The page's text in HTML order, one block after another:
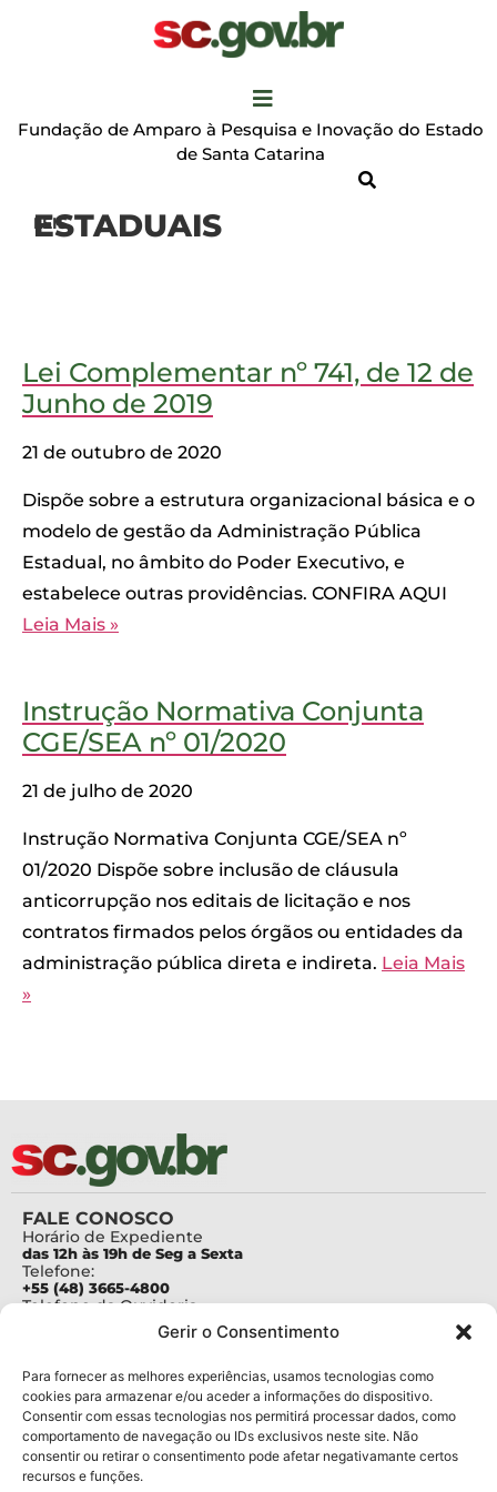
Gerir o Consentimento
Para fornecer as melhores experiências, usamos tecnologias como
cookies para armazenar e/ou aceder a informações do dispositivo.
Consentir com essas tecnologias nos permitirá processar dados, como
comportamento de navegação ou IDs exclusivos neste site. Não
consentir ou retirar o consentimento pode afetar negativamante certos
recursos e funções.
Fundação de Amparo à Pesquisa e Inovação do Estado
de Santa Catarina
LEIS
ESTADUAIS
Lei Complementar nº 741, de 12 de
Junho de 2019
21 de outubro de 2020
Dispõe sobre a estrutura organizacional básica e o
modelo de gestão da Administração Pública
Estadual, no âmbito do Poder Executivo, e
estabelece outras providências. CONFIRA AQUI
Leia Mais »
Instrução Normativa Conjunta
CGE/SEA nº 01/2020
21 de julho de 2020
Instrução Normativa Conjunta CGE/SEA nº
01/2020 Dispõe sobre inclusão de cláusula
anticorrupção nos editais de licitação e nos
contratos firmados pelos órgãos ou entidades da
administração pública direta e indireta. Leia Mais
»
FALE CONOSCO
Horário de Expediente
das 12h às 19h de Seg a Sexta
Telefone:
+55 (48) 3665-4800
Telefone da Ouvidoria
Para assuntos relacionados à Pesquisa
pesquisa@fapesc.sc.gov.br
Para assuntos relacionados à Inovação
inovacao@fapesc.sc.gov.br
Para assuntos relacionados à Bolsas
bolsas@fapesc.sc.gov.br
Para assuntos relacionados à Prestação de Contas